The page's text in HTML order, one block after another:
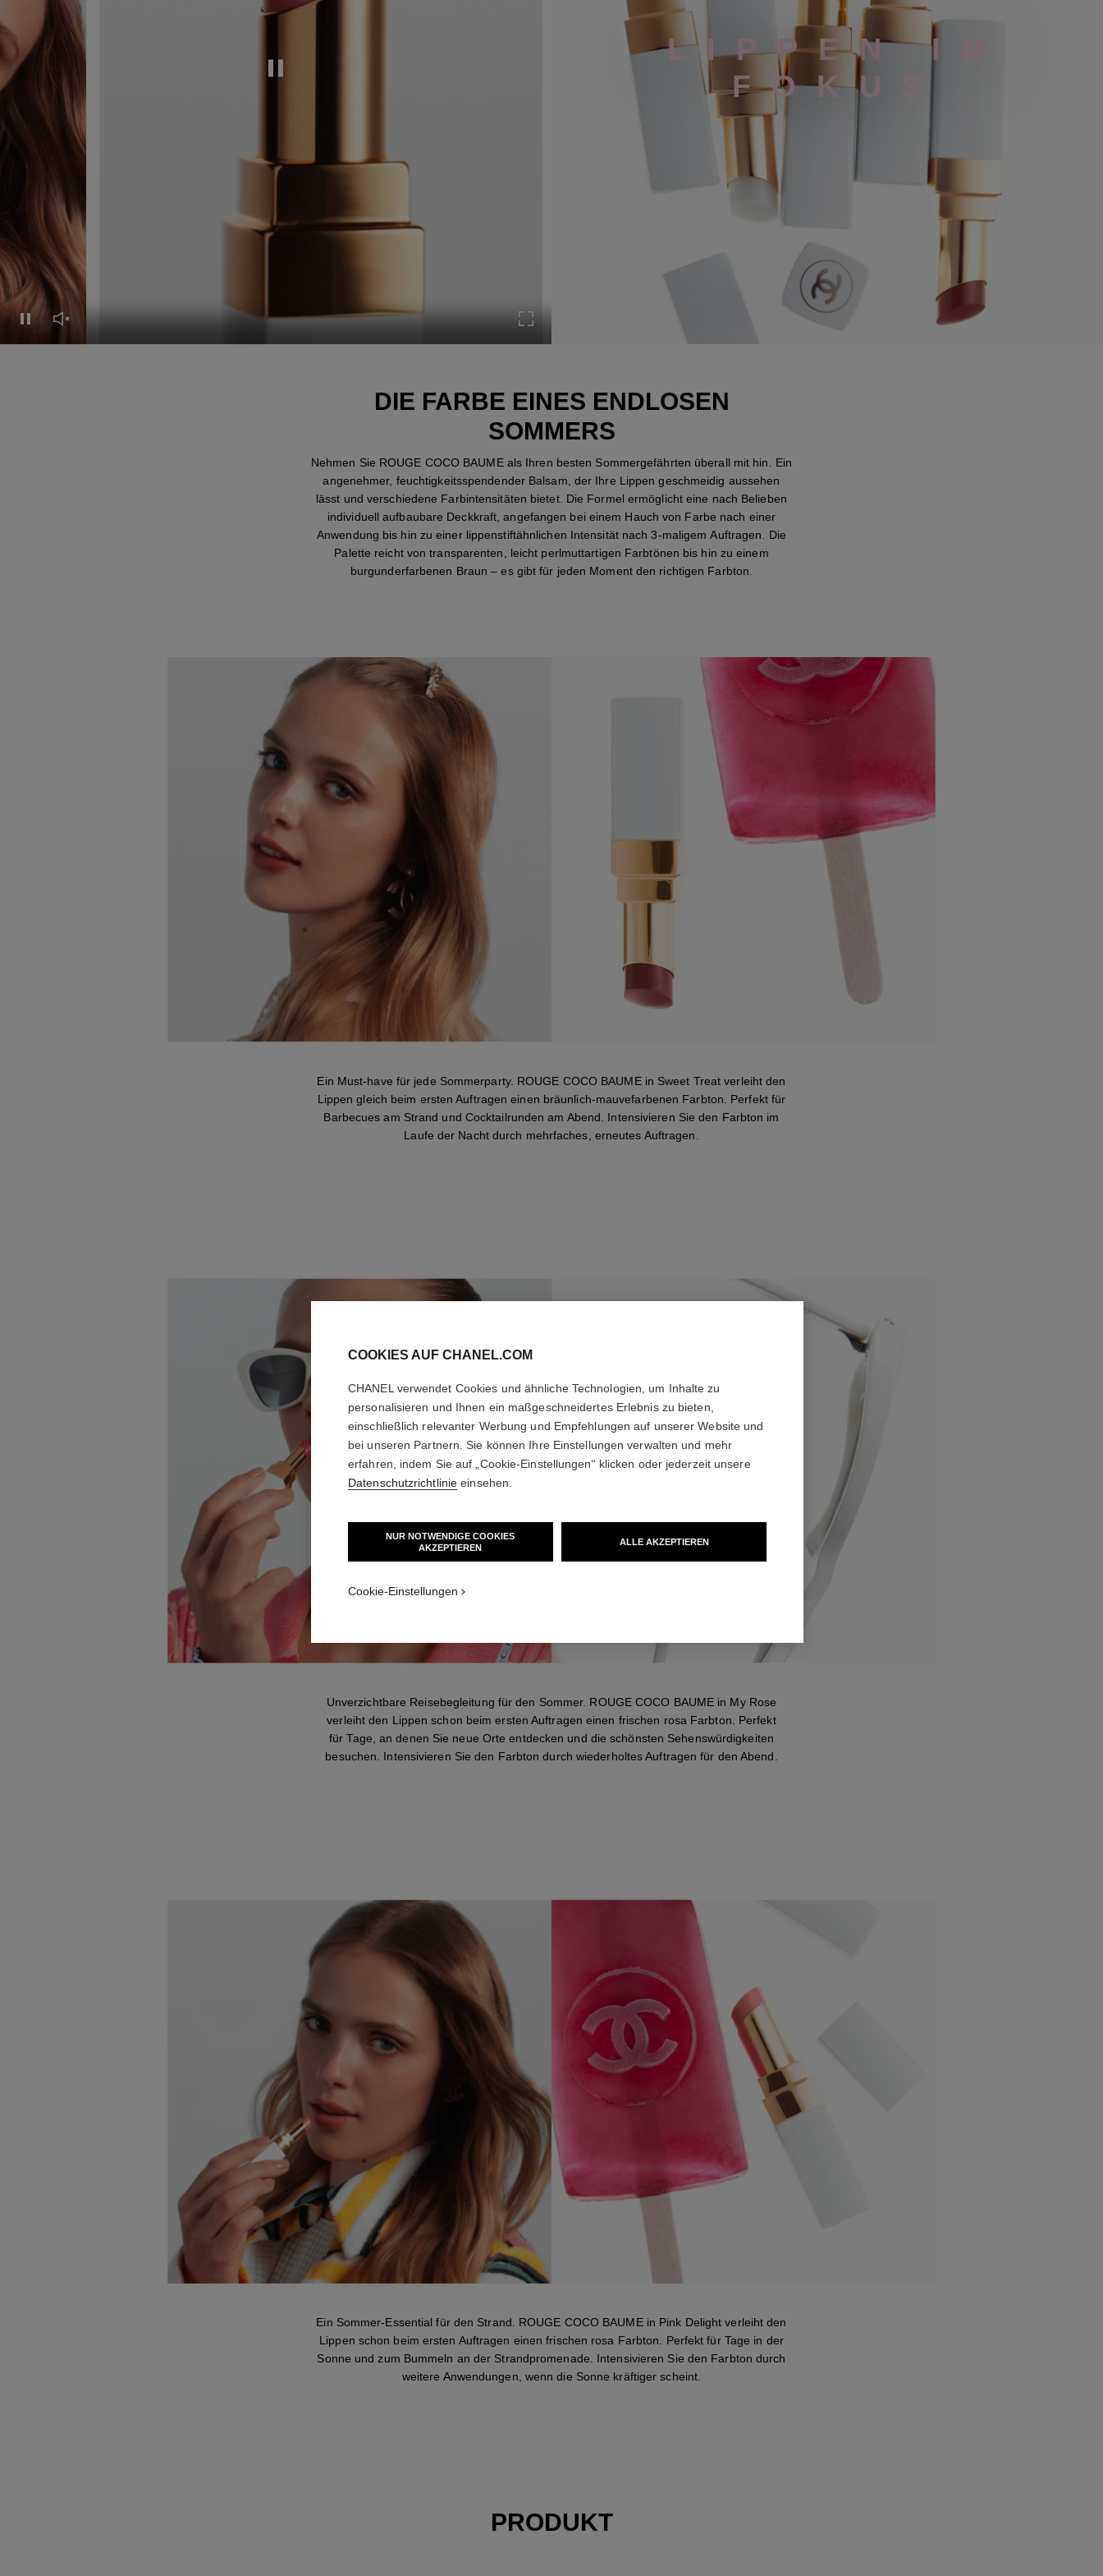
Video pausieren
Video pausieren
Video-Stummschaltung deaktivieren Vollbild aktivieren
LIPPEN IM
FOKUS
DIE FARBE EINES ENDLOSEN
SOMMERS
Nehmen Sie ROUGE COCO BAUME als Ihren besten Sommergefährten überall mit hin. Ein
angenehmer, feuchtigkeitsspendender Balsam, der Ihre Lippen geschmeidig aussehen
lässt und verschiedene Farbintensitäten bietet. Die Formel ermöglicht eine nach Belieben
individuell aufbaubare Deckkraft, angefangen bei einem Hauch von Farbe nach einer
Anwendung bis hin zu einer lippenstiftähnlichen Intensität nach 3-maligem Auftragen. Die
Palette reicht von transparenten, leicht perlmuttartigen Farbtönen bis hin zu einem
burgunderfarbenen Braun – es gibt für jeden Moment den richtigen Farbton.
Ein Must-have für jede Sommerparty. ROUGE COCO BAUME in Sweet Treat verleiht den
Lippen gleich beim ersten Auftragen einen bräunlich-mauvefarbenen Farbton. Perfekt für
Barbecues am Strand und Cocktailrunden am Abend. Intensivieren Sie den Farbton im
Laufe der Nacht durch mehrfaches, erneutes Auftragen.
Unverzichtbare Reisebegleitung für den Sommer. ROUGE COCO BAUME in My Rose
verleiht den Lippen schon beim ersten Auftragen einen frischen rosa Farbton. Perfekt
für Tage, an denen Sie neue Orte entdecken und die schönsten Sehenswürdigkeiten
besuchen. Intensivieren Sie den Farbton durch wiederholtes Auftragen für den Abend.
Ein Sommer-Essential für den Strand. ROUGE COCO BAUME in Pink Delight verleiht den
Lippen schon beim ersten Auftragen einen frischen rosa Farbton. Perfekt für Tage in der
Sonne und zum Bummeln an der Strandpromenade. Intensivieren Sie den Farbton durch
weitere Anwendungen, wenn die Sonne kräftiger scheint.
PRODUKT
COOKIES AUF CHANEL.COM
CHANEL verwendet Cookies und ähnliche Technologien, um Inhalte zu
personalisieren und Ihnen ein maßgeschneidertes Erlebnis zu bieten,
einschließlich relevanter Werbung und Empfehlungen auf unserer Website und
bei unseren Partnern. Sie können Ihre Einstellungen verwalten und mehr
erfahren, indem Sie auf „Cookie-Einstellungen“ klicken oder jederzeit unsere
Datenschutzrichtlinie einsehen.
NUR NOTWENDIGE COOKIES
AKZEPTIEREN
ALLE AKZEPTIEREN
Cookie-Einstellungen